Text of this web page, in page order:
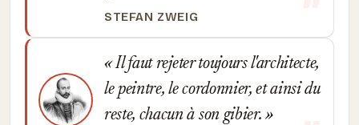
STEFAN ZWEIG
Il faut rejeter toujours l'architecte,
le peintre, le cordonnier, et ainsi du
reste, chacun à son gibier.